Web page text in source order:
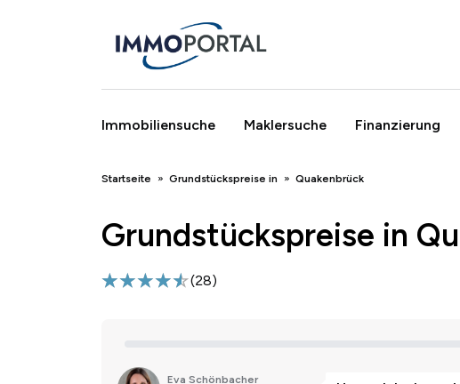
Immobiliensuche Maklersuche Finanzierung
Breadcrumb
Startseite Grundstückspreise in Quakenbrück
Grundstückspreise in
(28)